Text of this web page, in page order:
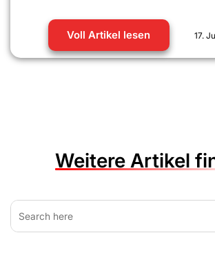
Voll Artikel lesen 17.
Weitere Artikel
Search
for: